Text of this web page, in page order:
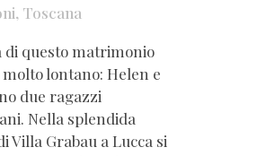
, Toscana
di questo matrimonio
lontano: Helen e
due ragazzi
Nella splendida
Villa Grabau a Lucca si